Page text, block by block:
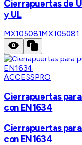
Cierrapuertas de
y UL
MX105081MX105081
ACCESSPRO
Cierrapuertas
con EN1634
Cierrapuertas
con EN1634